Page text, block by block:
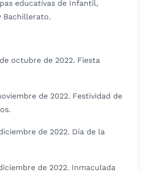
educativas de Infantil,
Bachillerato.
octubre de 2022. Fiesta
de 2022. Festividad de
de 2022. Día de la
de 2022. Inmaculada